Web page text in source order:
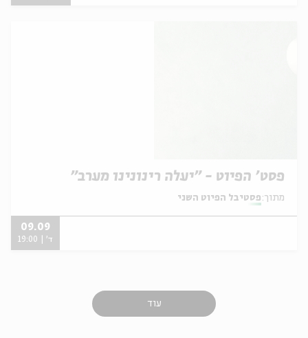
פסט' הפיוט - "יעלה רינונינו מערב"
מתוך: פסטיבל הפיוט השני
09.09
ד' | 19:00
עוד